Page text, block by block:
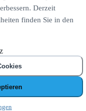
Derzeit
finden Sie in den